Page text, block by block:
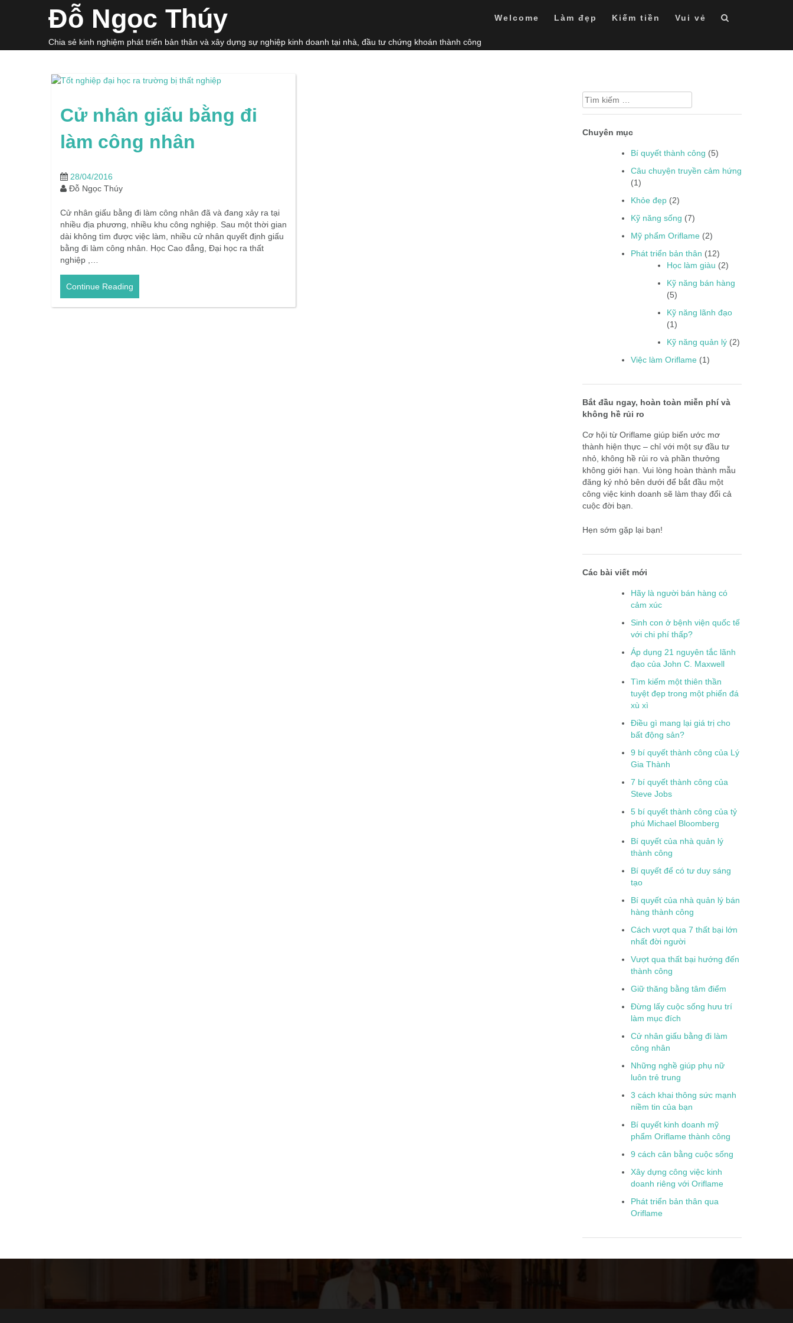
Đỗ Ngọc Thúy
Chia sẻ kinh nghiệm phát triển bản thân và xây dựng sự nghiệp kinh doanh tại nhà, đầu tư chứng khoán thành công
Welcome Làm đẹp Kiếm tiền Vui vẻ
Cử nhân giấu bằng đi
làm công nhân
28/04/2016
Đỗ Ngọc Thúy
Cử nhân giấu bằng đi làm công nhân đã và đang xảy ra tại
nhiều địa phương, nhiều khu công nghiệp. Sau một thời gian
dài không tìm được việc làm, nhiều cử nhân quyết định giấu
bằng đi làm công nhân. Học Cao đẳng, Đại học ra thất
nghiệp ,…
Continue Reading
Tìm
kiếm
Chuyên mục
Bí quyết thành công (5)
Câu chuyện truyền cảm hứng
(1)
Khỏe đẹp (2)
Kỹ năng sống (7)
Mỹ phẩm Oriflame (2)
Phát triển bản thân (12)
Học làm giàu (2)
Kỹ năng bán hàng
(5)
Kỹ năng lãnh đạo
(1)
Kỹ năng quản lý (2)
Việc làm Oriflame (1)
Bắt đầu ngay, hoàn toàn miễn phí và
không hề rủi ro
Cơ hội từ Oriflame giúp biến ước mơ
thành hiện thực – chỉ với một sự đầu tư
nhỏ, không hề rủi ro và phần thưởng
không giới hạn. Vui lòng hoàn thành mẫu
đăng ký nhỏ bên dưới để bắt đầu một
công việc kinh doanh sẽ làm thay đổi cả
cuộc đời bạn.
Hẹn sớm gặp lại bạn!
Các bài viết mới
Hãy là người bán hàng có
cảm xúc
Sinh con ở bệnh viện quốc tế
với chi phí thấp?
Áp dụng 21 nguyên tắc lãnh
đạo của John C. Maxwell
Tìm kiếm một thiên thần
tuyệt đẹp trong một phiến đá
xù xì
Điều gì mang lại giá trị cho
bất động sản?
9 bí quyết thành công của Lý
Gia Thành
7 bí quyết thành công của
Steve Jobs
5 bí quyết thành công của tỷ
phú Michael Bloomberg
Bí quyết của nhà quản lý
thành công
Bí quyết để có tư duy sáng
tạo
Bí quyết của nhà quản lý bán
hàng thành công
Cách vượt qua 7 thất bại lớn
nhất đời người
Vượt qua thất bại hướng đến
thành công
Giữ thăng bằng tâm điểm
Đừng lấy cuộc sống hưu trí
làm mục đích
Cử nhân giấu bằng đi làm
công nhân
Những nghề giúp phụ nữ
luôn trẻ trung
3 cách khai thông sức mạnh
niềm tin của bạn
Bí quyết kinh doanh mỹ
phẩm Oriflame thành công
9 cách cân bằng cuộc sống
Xây dựng công việc kinh
doanh riêng với Oriflame
Phát triển bản thân qua
Oriflame